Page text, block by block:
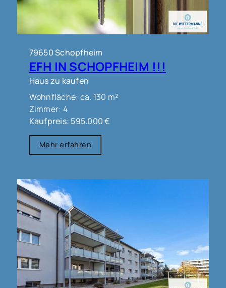
79650 Schopfheim
EFH IN SCHOPFHEIM !!!
Haus zu kaufen
Wohnfläche: ca. 130 m²
Zimmer: 4
Kaufpreis: 595.000 €
Mehr erfahren